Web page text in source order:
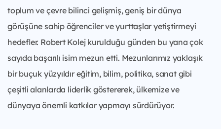
toplum ve çevre bilinci gelişmiş, geniş bir dünya
görüşüne sahip öğrenciler ve yurttaşlar yetiştirmeyi
hedefler. Robert Kolej kurulduğu günden bu yana çok
sayıda başarılı isim mezun etti. Mezunlarımız yaklaşık
bir buçuk yüzyıldır eğitim, bilim, politika, sanat gibi
çeşitli alanlarda liderlik göstererek, ülkemize ve
dünyaya önemli katkılar yapmayı sürdürüyor.